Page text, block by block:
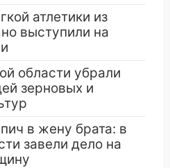
атлетики из
выступили на
области убрали
зерновых и
в жену брата: в
завели дело на